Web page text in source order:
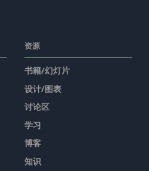
资源
书籍/幻灯片
设计/图表
讨论区
学习
博客
知识